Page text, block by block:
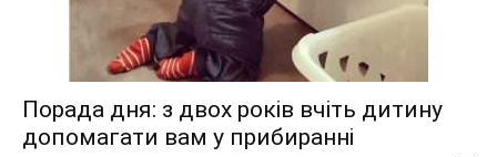
Порада дня: з двох років вчіть дитину
допомагати вам у прибиранні